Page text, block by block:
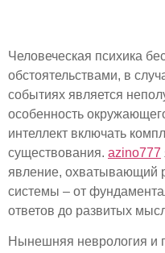
Человеческая психика
обстоятельствами, в
событиях является
особенность
интеллект включать
существования. azino777
явление, охватывающий
системы – от
ответов до развитых
Нынешняя неврология и